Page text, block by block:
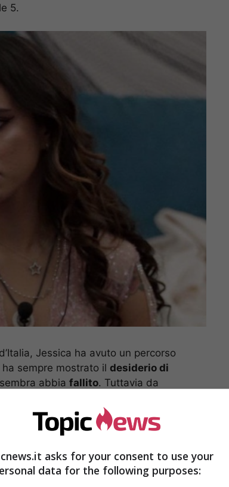
5.
Jessica ha avuto un percorso
sempre mostrato il desiderio di
abbia fallito. Tuttavia da
di luce propria, una ragazza che è
La quale ha vissuto l’esperienza
asks for your consent to use your
data for the following purposes: